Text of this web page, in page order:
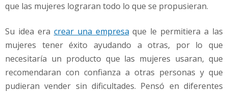
que las mujeres lograran todo lo que se propusieran.
Su idea era crear una empresa que le permitiera a las
mujeres tener éxito ayudando a otras, por lo que
necesitaría un producto que las mujeres usaran, que
recomendaran con confianza a otras personas y que
pudieran vender sin dificultades. Pensó en diferentes